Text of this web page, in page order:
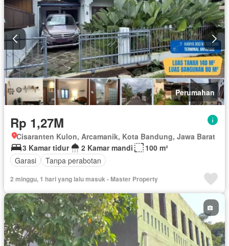
Perumahan
Rp 1,27M
Cisaranten Kulon, Arcamanik, Kota Bandung, Jawa Barat
3 Kamar tidur
2 Kamar mandi
100 m²
Garasi
Tanpa perabotan
2 minggu, 1 hari yang lalu masuk - Master Property